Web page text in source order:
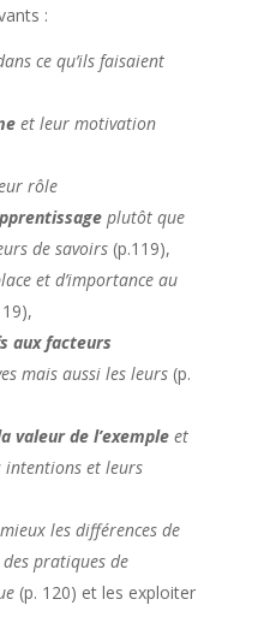
:
ce qu’ils faisaient
et leur motivation
rôle
plutôt que
de savoirs(p.119),
et d’importance au
aux facteurs
mais aussi les leurs(p.
valeur de l’exempleet
intentions et leurs
les différences de
pratiques de
(p. 120) et les exploiter